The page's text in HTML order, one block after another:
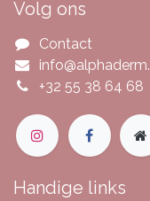
Volg ons
Contact
+32 55 38 64 68
Handige links